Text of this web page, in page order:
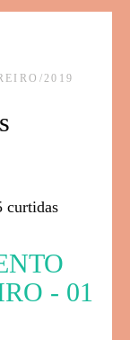
2019
curtidas
- 01